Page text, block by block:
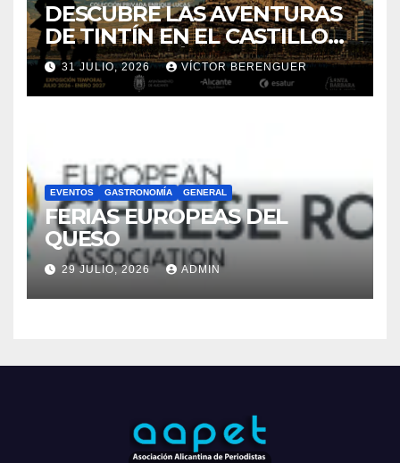
DESCUBRE LAS AVENTURAS
DE TINTÍN EN EL CASTILLO
DE SANTA BÁRBARA DE
ALICANTE
31 JULIO, 2026 VÍCTOR BERENGUER
EVENTOS GASTRONOMÍA GENERAL
FERIAS EUROPEAS DEL
QUESO
29 JULIO, 2026 ADMIN